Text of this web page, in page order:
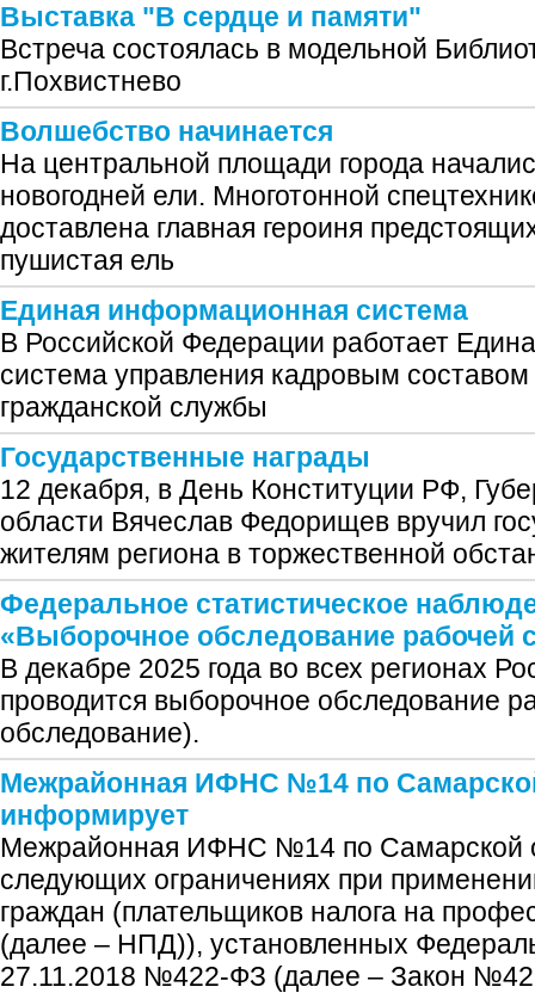
Выставка "В сердце и памяти"
Встреча состоялась в модельной
г.Похвистнево
Волшебство начинается
На центральной площади города
новогодней ели. Многотонной
доставлена главная героиня
пушистая ель
Единая информационная система
В Российской Федерации работает
система управления кадровым составом
гражданской службы
Государственные награды
12 декабря, в День Конституции РФ,
области Вячеслав Федорищев вручил
жителям региона в торжественной
Федеральное статистическое
«Выборочное обследование рабочей
В декабре 2025 года во всех регионах
проводится выборочное обследование
обследование).
Межрайонная ИФНС №14 по
информирует
Межрайонная ИФНС №14 по Самарской
следующих ограничениях при
граждан (плательщиков налога на
(далее – НПД)), установленных
27.11.2018 №422-ФЗ (далее – Закон